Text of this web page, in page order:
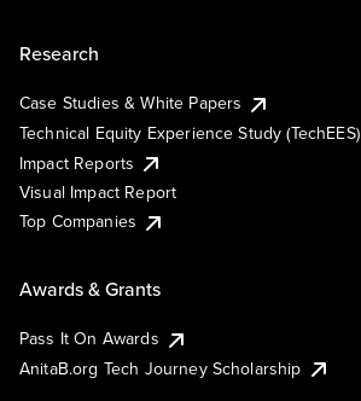
Research
Case Studies & White Papers
Technical Equity Experience Study (TechEES)
Impact Reports
Visual Impact Report
Top Companies
Awards & Grants
Pass It On Awards
AnitaB.org Tech Journey Scholarship